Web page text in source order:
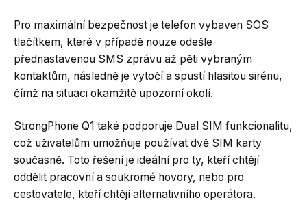
Pro maximální bezpečnost je telefon vybaven SOS
tlačítkem, které v případě nouze odešle
přednastavenou SMS zprávu až pěti vybraným
kontaktům, následně je vytočí a spustí hlasitou sirénu,
čímž na situaci okamžitě upozorní okolí.
StrongPhone Q1 také podporuje Dual SIM funkcionalitu,
což uživatelům umožňuje používat dvě SIM karty
současně. Toto řešení je ideální pro ty, kteří chtějí
oddělit pracovní a soukromé hovory, nebo pro
cestovatele, kteří chtějí alternativního operátora.